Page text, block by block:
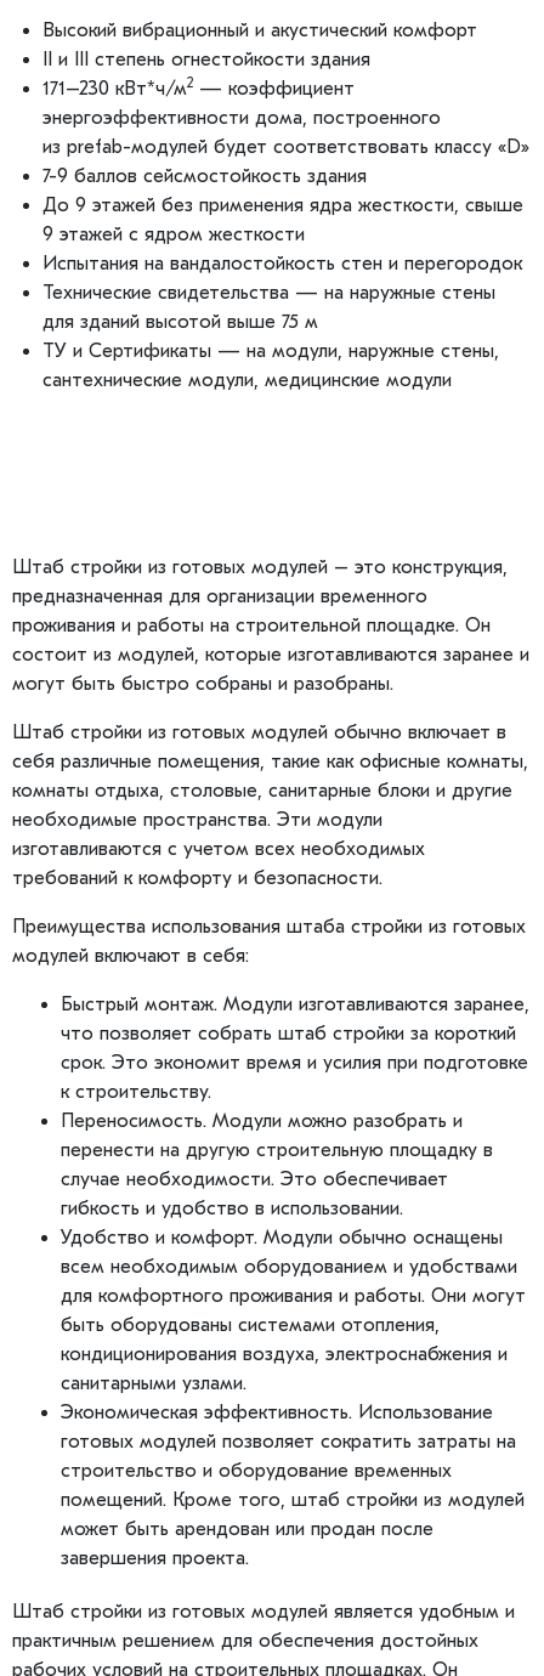
Высокий вибрационный и акустический комфорт
II и III степень огнестойкости здания
171–230 кВт*ч/м2 — коэффициент
энергоэффективности дома, построенного
из prefab-модулей будет соответствовать классу «D»
7-9 баллов сейсмостойкость здания
До 9 этажей без применения ядра жесткости, свыше
9 этажей с ядром жесткости
Испытания на вандалостойкость стен и перегородок
Технические свидетельства — на наружные стены
для зданий высотой выше 75 м
ТУ и Сертификаты — на модули, наружные стены,
сантехнические модули, медицинские модули
Штаб стройки из готовых модулей – это конструкция,
предназначенная для организации временного
проживания и работы на строительной площадке. Он
состоит из модулей, которые изготавливаются заранее и
могут быть быстро собраны и разобраны.
Штаб стройки из готовых модулей обычно включает в
себя различные помещения, такие как офисные комнаты,
комнаты отдыха, столовые, санитарные блоки и другие
необходимые пространства. Эти модули
изготавливаются с учетом всех необходимых
требований к комфорту и безопасности.
Преимущества использования штаба стройки из готовых
модулей включают в себя:
Быстрый монтаж. Модули изготавливаются заранее,
что позволяет собрать штаб стройки за короткий
срок. Это экономит время и усилия при подготовке
к строительству.
Переносимость. Модули можно разобрать и
перенести на другую строительную площадку в
случае необходимости. Это обеспечивает
гибкость и удобство в использовании.
Удобство и комфорт. Модули обычно оснащены
всем необходимым оборудованием и удобствами
для комфортного проживания и работы. Они могут
быть оборудованы системами отопления,
кондиционирования воздуха, электроснабжения и
санитарными узлами.
Экономическая эффективность. Использование
готовых модулей позволяет сократить затраты на
строительство и оборудование временных
помещений. Кроме того, штаб стройки из модулей
может быть арендован или продан после
завершения проекта.
Штаб стройки из готовых модулей является удобным и
практичным решением для обеспечения достойных
рабочих условий на строительных площадках. Он